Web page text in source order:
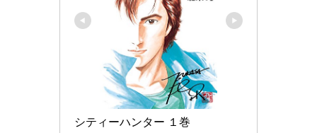
シティーハンター １巻